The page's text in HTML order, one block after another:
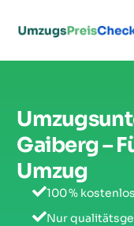
Gaiberg –
Umzug
100 %
Nur